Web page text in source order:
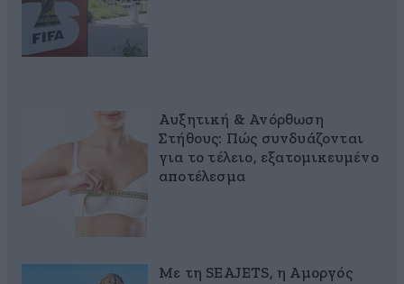
Αυξητική & Ανόρθωση
Στήθους: Πώς συνδυάζονται
για το τέλειο, εξατομικευμένο
αποτέλεσμα
Με τη SEAJETS, η Αμοργός